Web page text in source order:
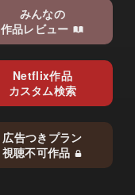
みんなの
作品レビュー
Netflix作品
カスタム検索
広告つきプラン
視聴不可作品